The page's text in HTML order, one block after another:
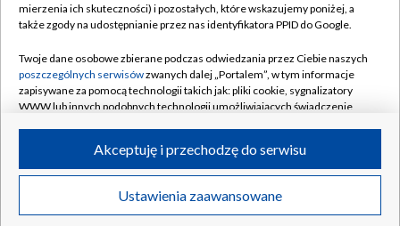
Naziemna Telewizja Cyfrowa
Rada Programowa
System NOS
Informacje o nadawcy
Program dla prasy
Ogłoszenie przetargowe
Pomoc
Kontakt
Kanały
©2026 Telewizja Polska S.A. w likwidacji
mierzenia ich skuteczności) i pozostałych, które wskazujemy poniżej, a
także zgody na udostępnianie przez nas identyfikatora PPID do Google.
Twoje dane osobowe zbierane podczas odwiedzania przez Ciebie naszych
poszczególnych serwisówzwanych dalej „Portalem”, w tym informacje
zapisywane za pomocą technologii takich jak: pliki cookie, sygnalizatory
WWW lub innych podobnych technologii umożliwiających świadczenie
ruchu w Internecie.
Twoje dane osobowe zbierane podczas odwiedzania przez Ciebie
poszczególnych serwisówna Portalu, takie jak adresy IP, identyfikatory
Ustawienia zaawansowane
Akceptuję i przechodzę do serwisu